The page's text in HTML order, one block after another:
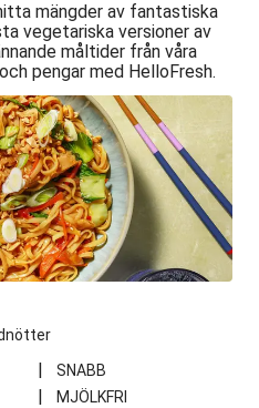
mängder av fantastiska
vegetariska versioner av
måltider från våra
pengar med HelloFresh.
| SNABB
|
MJÖLKFRI